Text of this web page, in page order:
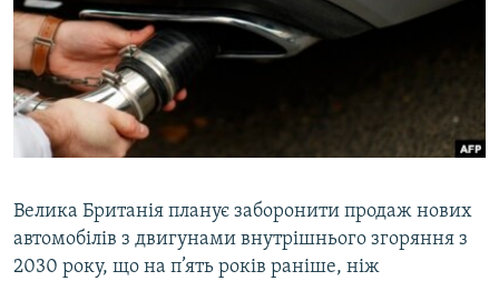
СПЕЦПРОЄКТИ
ПОДКАСТИ
КРИМ РЕАЛІЇ
РУС
УКР
КТАТ
Велика Британія планує заборонити продаж нових
автомобілів з двигунами внутрішнього згоряння з
2030 року, що на п’ять років раніше, ніж